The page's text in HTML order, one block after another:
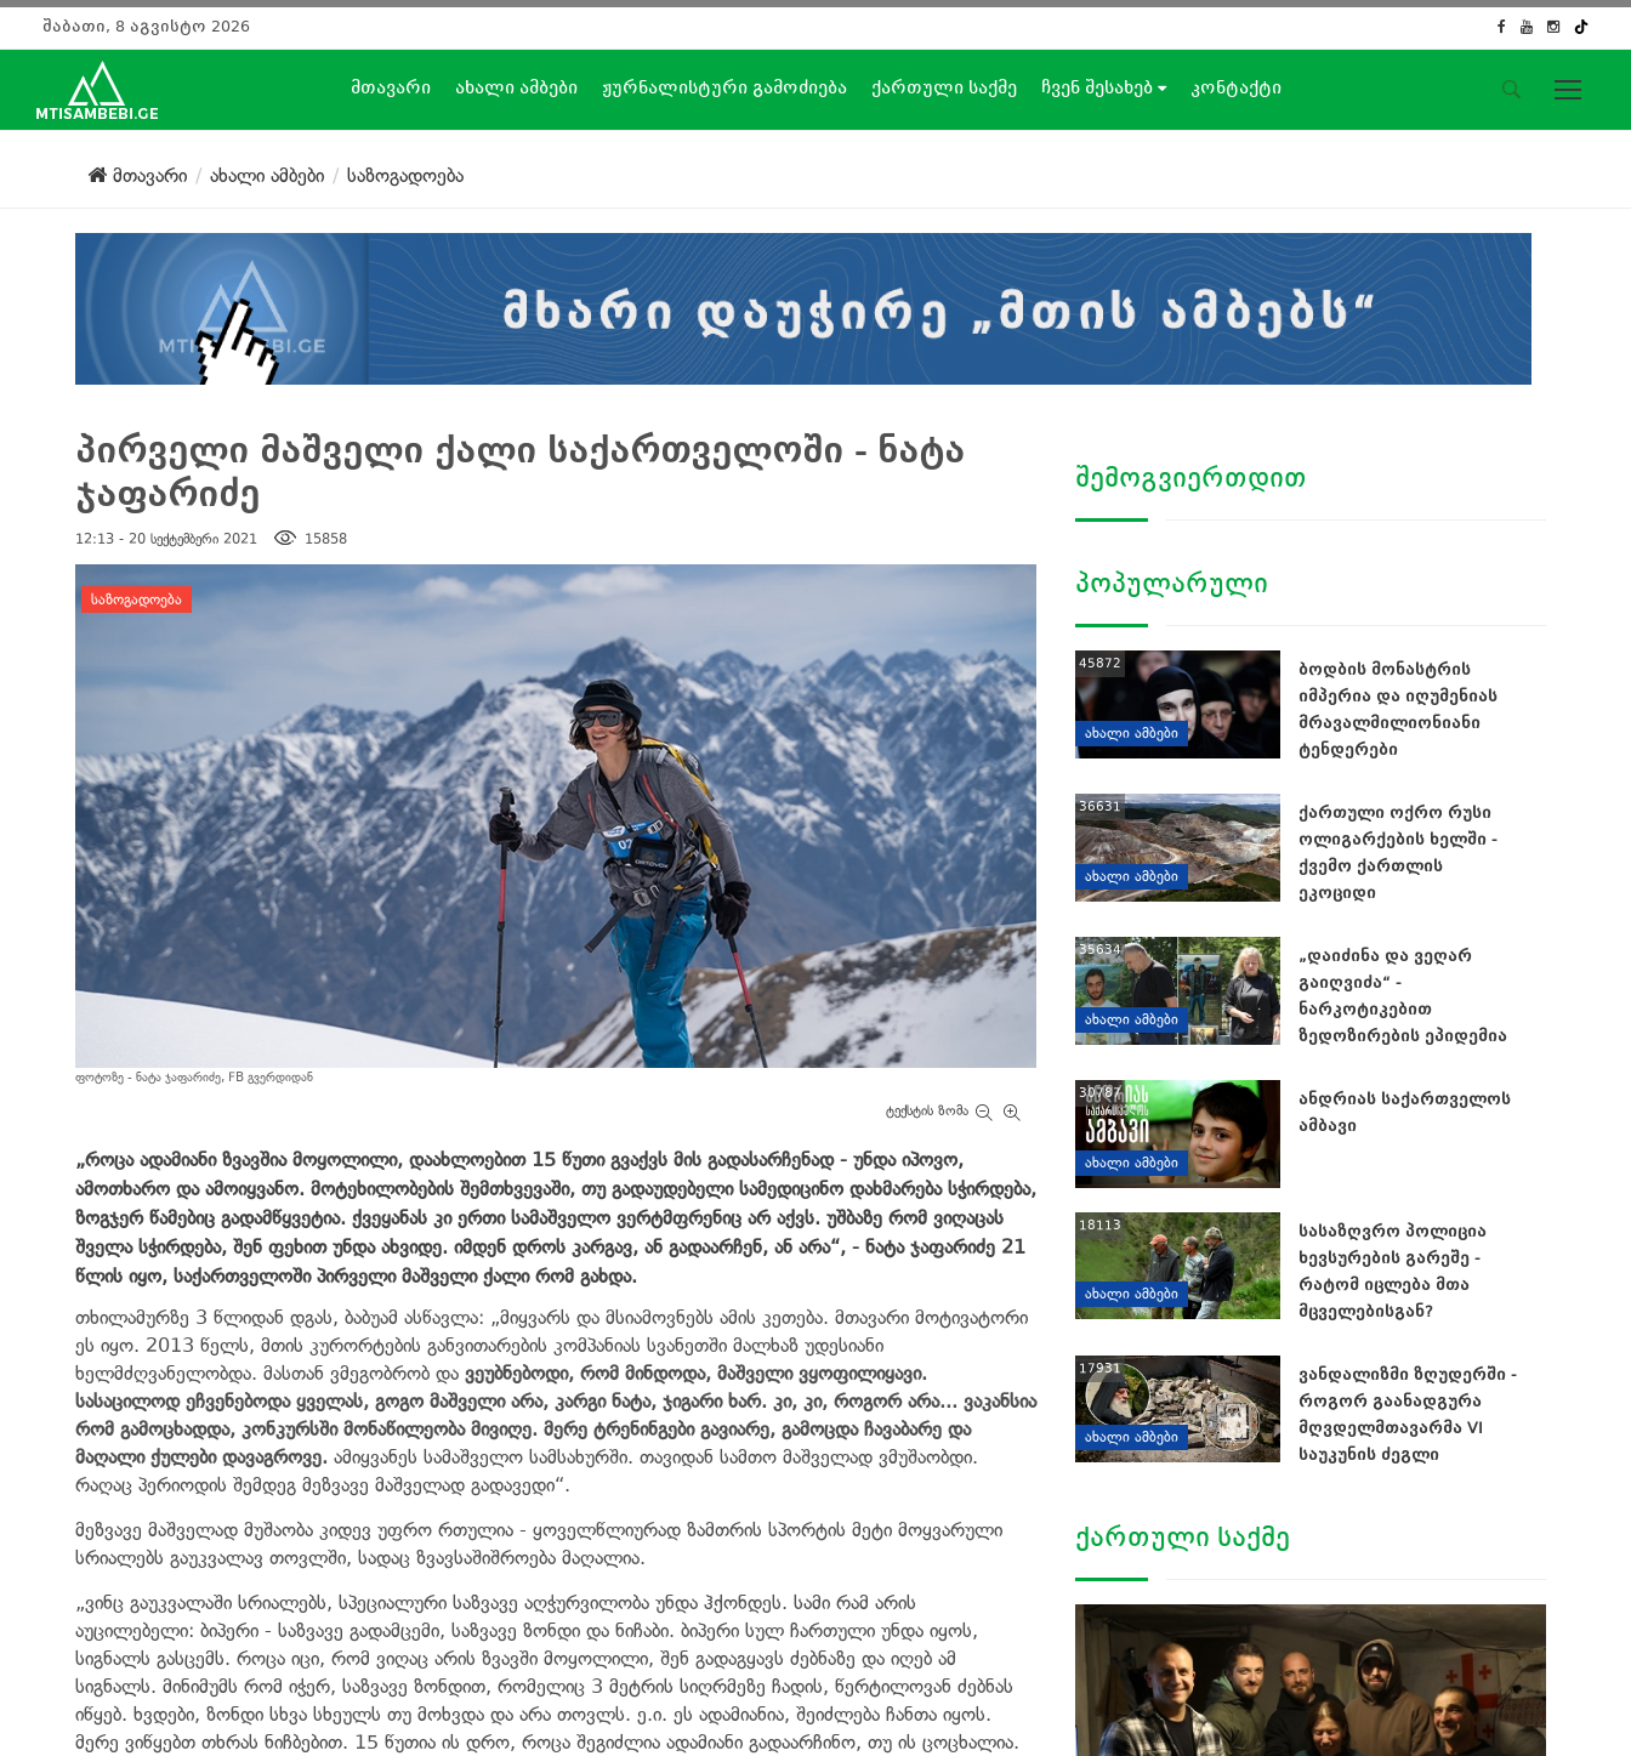
საიტის მენიუ
ჟურნალისტური გამოძიება
ქართული საქმე
ჩვენ შესახებ
კონტაქტი
შაბათი, 8 აგვისტო 2026
მთავარი ახალი ამბები ჟურნალისტური გამოძიება ქართული საქმე ჩვენ შესახებ კონტაქტი
მთავარი ახალი ამბები საზოგადოება
პირველი მაშველი ქალი საქართველოში - ნატა
ჯაფარიძე
12:13 - 20 სექტემბერი 2021 15858
დატოვე კომენტარი
ᲡᲐᲖᲝᲒᲐᲓᲝᲔᲑᲐ
ფოტოზე - ნატა ჯაფარიძე, FB გვერდიდან
ტექსტის ზომა
„როცა ადამიანი ზვავშია მოყოლილი, დაახლოებით 15 წუთი გვაქვს მის გადასარჩენად - უნდა იპოვო,
ამოთხარო და ამოიყვანო. მოტეხილობების შემთხვევაში, თუ გადაუდებელი სამედიცინო დახმარება სჭირდება,
ზოგჯერ წამებიც გადამწყვეტია. ქვეყანას კი ერთი სამაშველო ვერტმფრენიც არ აქვს. უშბაზე რომ ვიღაცას
შველა სჭირდება, შენ ფეხით უნდა ახვიდე. იმდენ დროს კარგავ, ან გადაარჩენ, ან არა“, - ნატა ჯაფარიძე 21
წლის იყო, საქართველოში პირველი მაშველი ქალი რომ გახდა.
თხილამურზე 3 წლიდან დგას, ბაბუამ ასწავლა: „მიყვარს და მსიამოვნებს ამის კეთება. მთავარი მოტივატორი
ეს იყო. 2013 წელს, მთის კურორტების განვითარების კომპანიას სვანეთში მალხაზ უდესიანი
ხელმძღვანელობდა. მასთან ვმეგობრობ და ვეუბნებოდი, რომ მინდოდა, მაშველი ვყოფილიყავი.
სასაცილოდ ეჩვენებოდა ყველას, გოგო მაშველი არა, კარგი ნატა, ჯიგარი ხარ. კი, კი, როგორ არა... ვაკანსია
რომ გამოცხადდა, კონკურსში მონაწილეობა მივიღე. მერე ტრენინგები გავიარე, გამოცდა ჩავაბარე და
მაღალი ქულები დავაგროვე. ამიყვანეს სამაშველო სამსახურში. თავიდან სამთო მაშველად ვმუშაობდი.
რაღაც პერიოდის შემდეგ მეზვავე მაშველად გადავედი“.
მეზვავე მაშველად მუშაობა კიდევ უფრო რთულია - ყოველწლიურად ზამთრის სპორტის მეტი მოყვარული
სრიალებს გაუკვალავ თოვლში, სადაც ზვავსაშიშროება მაღალია.
„ვინც გაუკვალაში სრიალებს, სპეციალური საზვავე აღჭურვილობა უნდა ჰქონდეს. სამი რამ არის
აუცილებელი: ბიპერი - საზვავე გადამცემი, საზვავე ზონდი და ნიჩაბი. ბიპერი სულ ჩართული უნდა იყოს,
სიგნალს გასცემს. როცა იცი, რომ ვიღაც არის ზვავში მოყოლილი, შენ გადაგყავს ძებნაზე და იღებ ამ
სიგნალს. მინიმუმს რომ იჭერ, საზვავე ზონდით, რომელიც 3 მეტრის სიღრმეზე ჩადის, წერტილოვან ძებნას
იწყებ. ხვდები, ზონდი სხვა სხეულს თუ მოხვდა და არა თოვლს. ე.ი. ეს ადამიანია, შეიძლება ჩანთა იყოს.
მერე ვიწყებთ თხრას ნიჩბებით. 15 წუთია ის დრო, როცა შეგიძლია ადამიანი გადაარჩინო, თუ ის ცოცხალია.
ᲨᲔᲛᲝᲒᲕᲘᲔᲠᲗᲓᲘᲗ
ᲞᲝᲞᲣᲚᲐᲠᲣᲚᲘ
ᲐᲮᲐᲚᲘ ᲐᲛᲑᲔᲑᲘ
45872
ბოდბის მონასტრის
იმპერია და იღუმენიას
მრავალმილიონიანი
ტენდერები
ᲐᲮᲐᲚᲘ ᲐᲛᲑᲔᲑᲘ
36631
ქართული ოქრო რუსი
ოლიგარქების ხელში -
ქვემო ქართლის
ეკოციდი
ᲐᲮᲐᲚᲘ ᲐᲛᲑᲔᲑᲘ
35634
„დაიძინა და ვეღარ
გაიღვიძა“ -
ნარკოტიკებით
ზედოზირების ეპიდემია
ᲐᲮᲐᲚᲘ ᲐᲛᲑᲔᲑᲘ
30787
ანდრიას საქართველოს
ამბავი
ᲐᲮᲐᲚᲘ ᲐᲛᲑᲔᲑᲘ
18113
სასაზღვრო პოლიცია
ხევსურების გარეშე -
რატომ იცლება მთა
მცველებისგან?
ᲐᲮᲐᲚᲘ ᲐᲛᲑᲔᲑᲘ
17931
ვანდალიზმი ზღუდერში -
როგორ გაანადგურა
მღვდელმთავარმა VI
საუკუნის ძეგლი
ᲥᲐᲠᲗᲣᲚᲘ ᲡᲐᲥᲛᲔ